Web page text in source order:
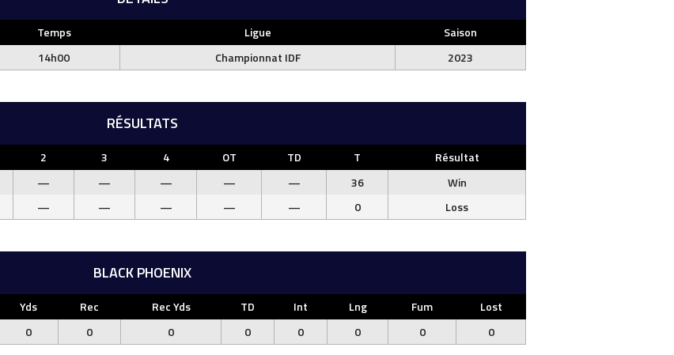
Temps Ligue
Saison
14h00 Championnat IDF 2023
RÉSULTATS
2 3 4 OT TD T
Résultat
— — — — — 36
Win
— — — — — 0 Loss
BLACK PHOENIX
Yds Rec Rec Yds TD Int Lng Fum
Lost
0 0 0 0 0 0 0 0